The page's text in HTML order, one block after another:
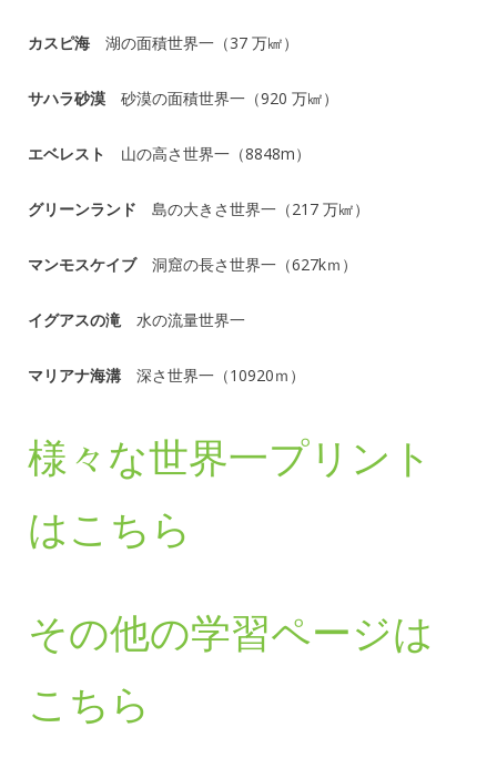
カスピ海 湖の面積世界一（37 万㎢）
サハラ砂漠 砂漠の面積世界一（920 万㎢）
エベレスト 山の高さ世界一（8848m）
グリーンランド 島の大きさ世界一（217 万㎢）
マンモスケイブ洞窟の長さ世界一（627kｍ）
イグアスの滝水の流量世界一
マリアナ海溝 深さ世界一（10920ｍ）
様々な世界一プリント
はこちら
その他の学習ページは
こちら